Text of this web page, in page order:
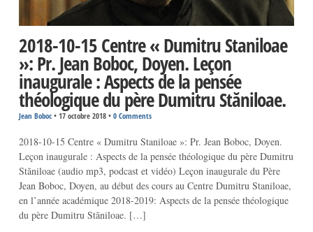
2018-10-15 Centre « Dumitru Staniloae
»: Pr. Jean Boboc, Doyen. Leçon
inaugurale : Aspects de la pensée
théologique du père Dumitru Stăniloae.
Jean Boboc• 17 octobre 2018• 0 Comments
2018-10-15 Centre « Dumitru Staniloae »: Pr. Jean Boboc, Doyen.
Leçon inaugurale : Aspects de la pensée théologique du père Dumitru
Stăniloae (audio mp3, podcast et vidéo) Leçon inaugurale du Père
Jean Boboc, Doyen, au début des cours au Centre Dumitru Staniloae,
en l’année académique 2018-2019: Aspects de la pensée théologique
du père Dumitru Stăniloae. […]